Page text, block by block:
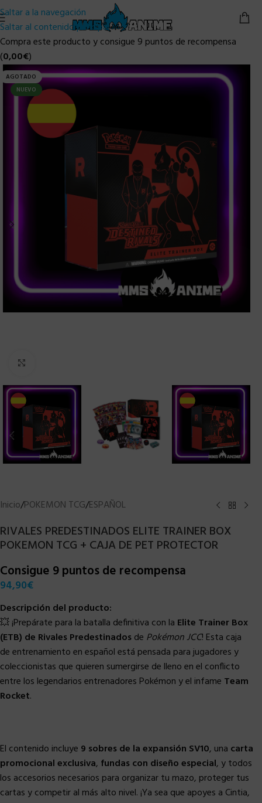
Saltar a la navegación
Saltar al contenido principal
Compra este producto y consigue 9 puntos de recompensa
(0,00€)
AGOTADO
NUEVO
Inicio/POKEMON TCG/ESPAÑOL
RIVALES PREDESTINADOS ELITE TRAINER BOX
POKEMON TCG + CAJA DE PET PROTECTOR
Consigue 9 puntos de recompensa
94,90€
Descripción del producto:
💥 ¡Prepárate para la batalla definitiva con la Elite Trainer Box
(ETB) de Rivales Predestinadosde Pokémon JCC! Esta caja
de entrenamiento en español está pensada para jugadores y
coleccionistas que quieren sumergirse de lleno en el conflicto
entre los legendarios entrenadores Pokémon y el infame Team
Rocket.
El contenido incluye 9 sobres de la expansión SV10, una carta
promocional exclusiva, fundas con diseño especial, y todos
los accesorios necesarios para organizar tu mazo, proteger tus
cartas y competir al más alto nivel. ¡Ya sea que apoyes a Cintia,